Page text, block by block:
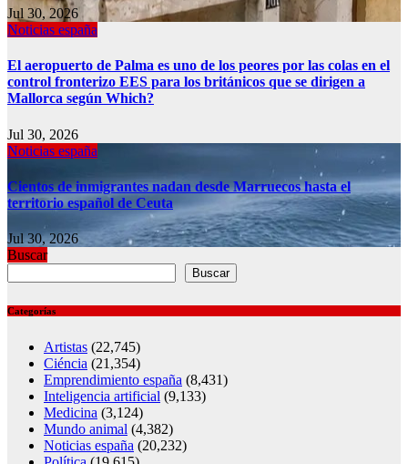
Jul 30, 2026
Noticias españa
El aeropuerto de Palma es uno de los peores por las colas en el
control fronterizo EES para los británicos que se dirigen a
Mallorca según Which?
Jul 30, 2026
Noticias españa
Cientos de inmigrantes nadan desde Marruecos hasta el
territorio español de Ceuta
Jul 30, 2026
Buscar
Buscar
Categorías
Artistas (22,745)
Ciéncia (21,354)
Emprendimiento españa (8,431)
Inteligencia artificial (9,133)
Medicina (3,124)
Mundo animal (4,382)
Noticias españa (20,232)